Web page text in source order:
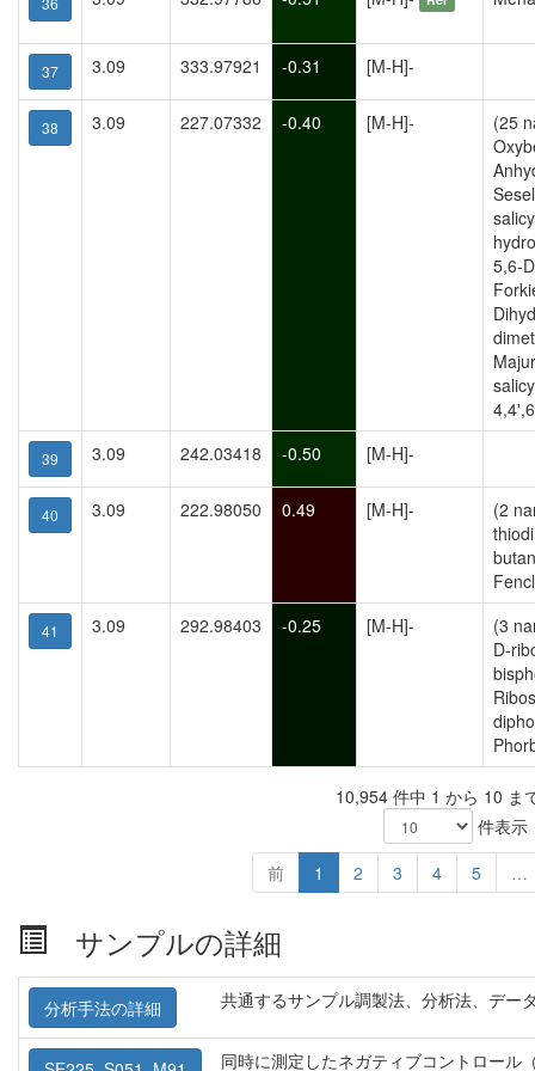
37 3.09 333.97921 -0.31 [M-H]-
38 3.09 227.07332 -0.40 [M-H]-
(25
5,6-
39 3.09 242.03418 -0.50 [M-H]-
40 3.09 222.98050 0.49 [M-H]-
(2
41 3.09 292.98403 -0.25 [M-H]-
(3
D-
10,954 件中 1 から 10 ま
件表示
前
1 2 3 4 5 …
サンプルの詳細
分析手法の詳細 共通するサンプル調製法、分析法、デー
同時に測定したネガティブコントロール